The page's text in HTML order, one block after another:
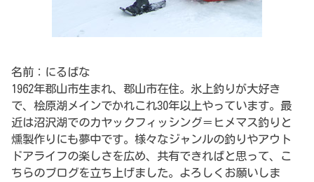
名前：にるばな
1962年郡山市生まれ、郡山市在住。氷上釣りが大好き
で、桧原湖メインでかれこれ30年以上やっています。最
近は沼沢湖でのカヤックフィッシング＝ヒメマス釣りと
燻製作りにも夢中です。様々なジャンルの釣りやアウト
ドアライフの楽しさを広め、共有できればと思って、こ
ちらのブログを立ち上げました。よろしくお願いしま